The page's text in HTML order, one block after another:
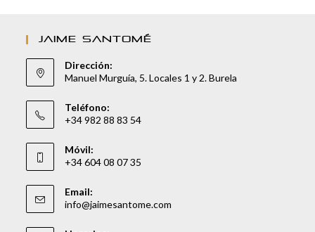
JAIME SANTOMÉ
Dirección:
Manuel Murguía, 5. Locales 1 y 2. Burela
Teléfono:
+34 982 88 83 54
Móvil:
+34 604 08 07 35
Email:
info@jaimesantome.com